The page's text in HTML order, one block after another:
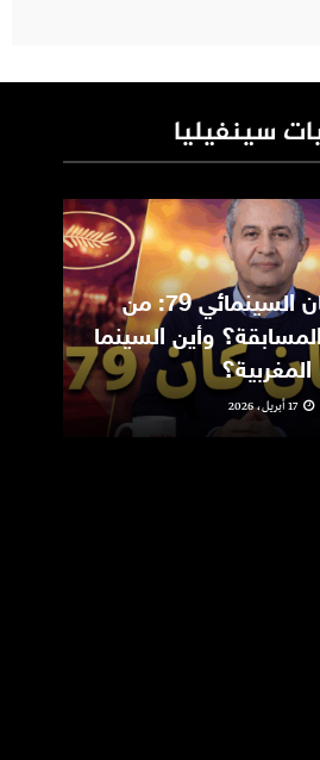
سينفيليا
مهرجان كان السينمائي 79: من
وأين السينما
المغربية؟
17 أبريل، 2026